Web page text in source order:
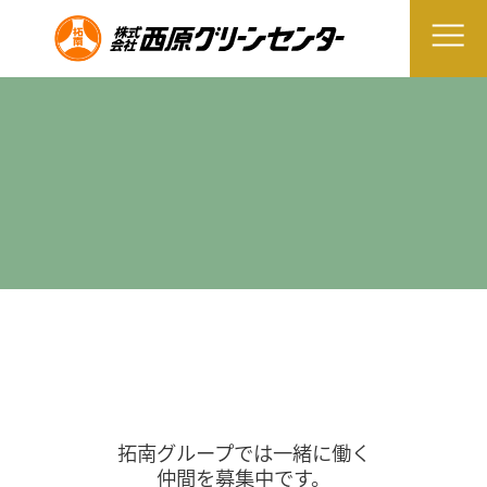
拓南グループでは一緒に働く
仲間を募集中です。